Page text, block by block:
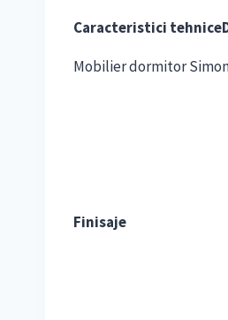
Caracteristici tehnice
Mobilier dormitor
Finisaje